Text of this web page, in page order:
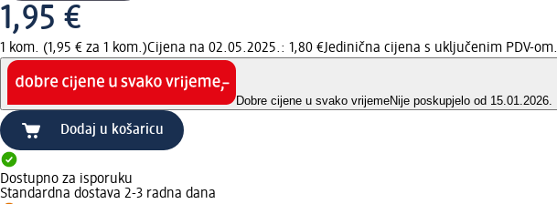
1,95 €
1 kom. (1,95 € za 1 kom.)Cijena na 02.05.2025.: 1,80 €Jedinična cijena s uključenim PDV-om.
Dobre cijene u svako vrijemeNije poskupjelo od 15.01.2026.
Dodaj u košaricu
Dostupno za isporuku
Standardna dostava 2-3 radna dana